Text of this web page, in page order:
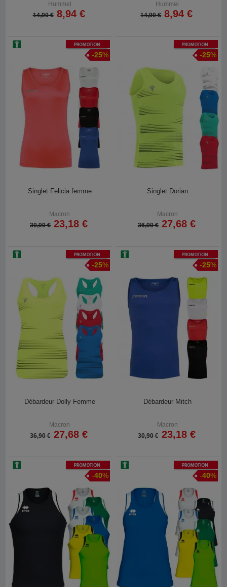
Hummel
14,90 € 8,94 €
Hummel
14,90 € 8,94 €
Promotion
-25%
Singlet Felicia femme
Macron
30,90 € 23,18 €
Promotion
-25%
Singlet Dorian
Macron
36,90 € 27,68 €
Promotion
-25%
Débardeur Dolly Femme
Macron
36,90 € 27,68 €
Promotion
-25%
Débardeur Mitch
Macron
30,90 € 23,18 €
Promotion
-40%
Promotion
-40%